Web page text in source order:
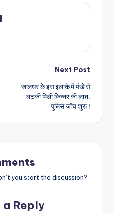
Next Post
जालंधर के इस इलाके में पंखे से
लटकी मिली किन्नर की लाश,
पुलिस जाँच शुरू !
you start the discussion?
a Reply